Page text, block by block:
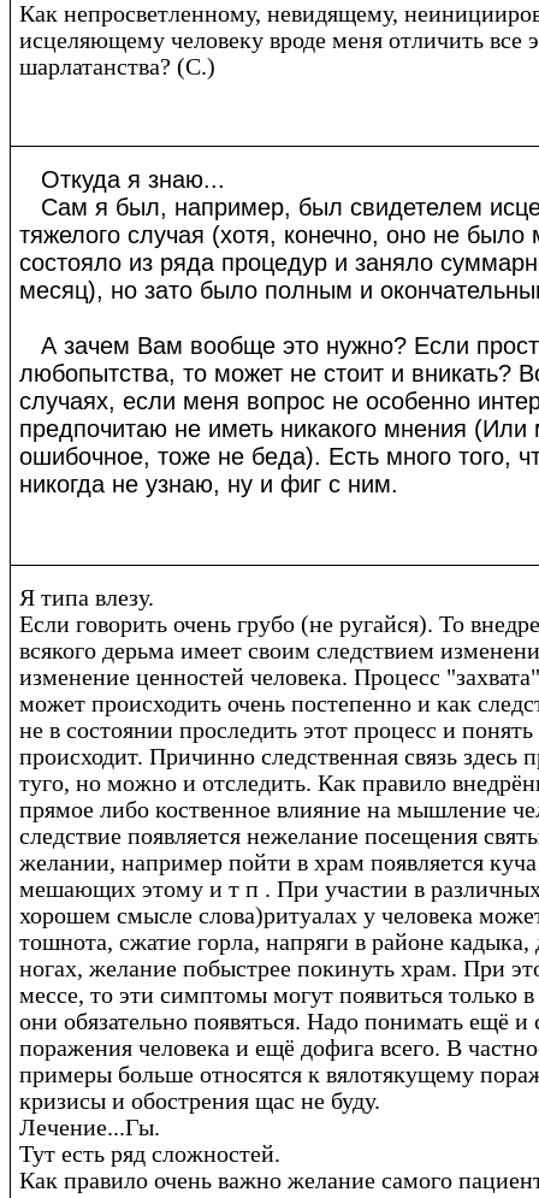
Как непросветленному, невидящему,
исцеляющему человеку вроде меня отличить все
шарлатанства? (C.)
Откуда я знаю...
Сам я был, например, был свидетелем
тяжелого случая (хотя, конечно, оно не
состояло из ряда процедур и заняло
месяц), но зато было полным и
А зачем Вам вообще это нужно? Если
любопытства, то может не стоит и вникать?
случаях, если меня вопрос не особенно
предпочитаю не иметь никакого мнения (Или
ошибочное, тоже не беда). Есть много того,
никогда не узнаю, ну и фиг с ним.
Я типа влезу.
Если говорить очень грубо (не ругайся). То
всякого дерьма имеет своим следствием
изменение ценностей человека. Процесс
может происходить очень постепенно и как
не в состоянии проследить этот процесс и
происходит. Причинно следственная связь здесь
туго, но можно и отследить. Как правило
прямое либо коственное влияние на мышление
следствие появляется нежелание посещения
желании, например пойти в храм появляется
мешающих этому и т п . При участии в
хорошем смысле слова)ритуалах у человека
тошнота, сжатие горла, напряги в районе кадыка,
ногах, желание побыстрее покинуть храм. При
мессе, то эти симптомы могут появиться только
они обязательно появяться. Надо понимать ещё и
поражения человека и ещё дофига всего. В
примеры больше относятся к вялотякущему
кризисы и обострения щас не буду.
Лечение...Гы.
Тут есть ряд сложностей.
Как правило очень важно желание самого